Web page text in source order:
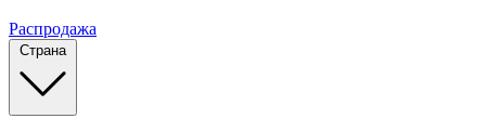
Распродажа
Страна